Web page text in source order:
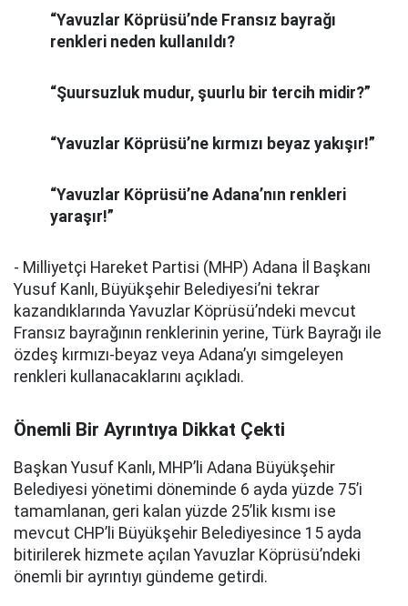
“Yavuzlar Köprüsü’nde Fransız bayrağı
renkleri neden kullanıldı?
“Şuursuzluk mudur, şuurlu bir tercih midir?”
“Yavuzlar Köprüsü’ne kırmızı beyaz yakışır!”
“Yavuzlar Köprüsü’ne Adana’nın renkleri
yaraşır!”
- Milliyetçi Hareket Partisi (MHP) Adana İl Başkanı
Yusuf Kanlı, Büyükşehir Belediyesi’ni tekrar
kazandıklarında Yavuzlar Köprüsü’ndeki mevcut
Fransız bayrağının renklerinin yerine, Türk Bayrağı ile
özdeş kırmızı-beyaz veya Adana’yı simgeleyen
renkleri kullanacaklarını açıkladı.
Önemli Bir Ayrıntıya Dikkat Çekti
Başkan Yusuf Kanlı, MHP’li Adana Büyükşehir
Belediyesi yönetimi döneminde 6 ayda yüzde 75’i
tamamlanan, geri kalan yüzde 25’lik kısmı ise
mevcut CHP’li Büyükşehir Belediyesince 15 ayda
bitirilerek hizmete açılan Yavuzlar Köprüsü’ndeki
önemli bir ayrıntıyı gündeme getirdi.